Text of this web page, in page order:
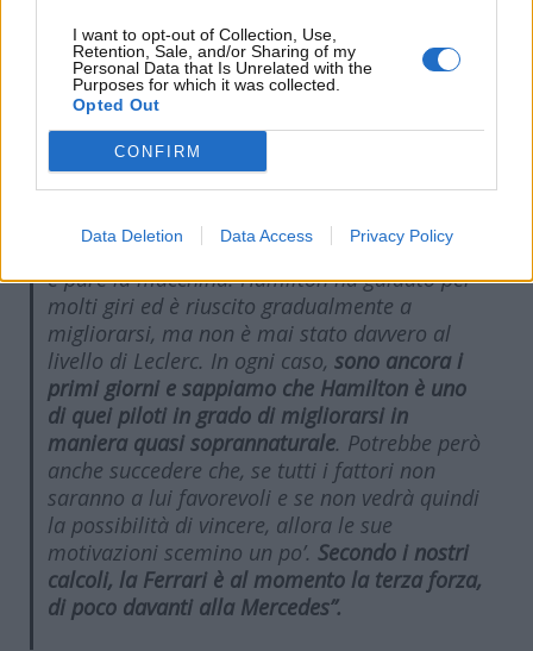
I want to opt-out of Collection, Use,
Retention, Sale, and/or Sharing of my
Personal Data that Is Unrelated with the
Purposes for which it was collected.
Opted Out
CONFIRM
Data Deletion Data Access Privacy Policy
L’ottantunenne, interpellato dalla tv tedescaRTL, si è
espresso così:
“In Bahrain,Charles Leclerc era chiaramente
più veloce di Lewis Hamilton
. Ma è anche
normale che sia così. Lui conosce bene il team
e pure la macchina. Hamilton ha guidato per
molti giri ed è riuscito gradualmente a
migliorarsi, ma non è mai stato davvero al
livello di Leclerc. In ogni caso, sono ancora i
primi giorni e sappiamo che Hamilton è uno
di quei piloti in grado di migliorarsi in
maniera quasi soprannaturale. Potrebbe però
anche succedere che, se tutti i fattori non
saranno a lui favorevoli e se non vedrà quindi
la possibilità di vincere, allora le sue
motivazioni scemino un po’. Secondo i nostri
calcoli, la Ferrari è al momento la terza forza,
di poco davanti alla Mercedes”.